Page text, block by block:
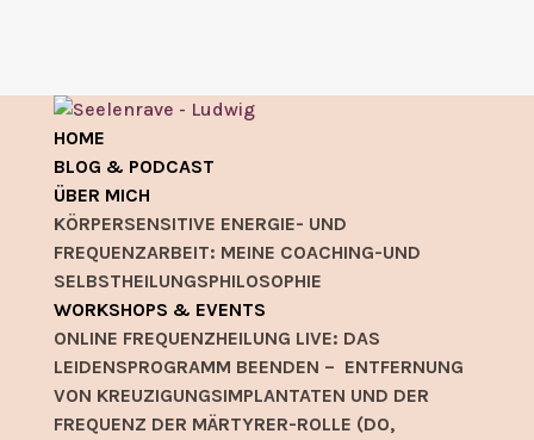
HOME
BLOG & PODCAST
ÜBER MICH
KÖRPERSENSITIVE ENERGIE- UND
FREQUENZARBEIT: MEINE COACHING-UND
SELBSTHEILUNGSPHILOSOPHIE
WORKSHOPS & EVENTS
ONLINE FREQUENZHEILUNG LIVE: DAS
LEIDENSPROGRAMM BEENDEN – ENTFERNUNG
VON KREUZIGUNGSIMPLANTATEN UND DER
FREQUENZ DER MÄRTYRER-ROLLE (DO,